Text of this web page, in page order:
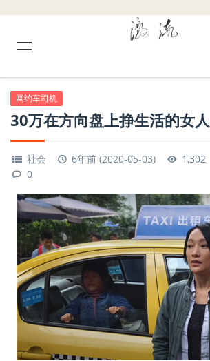
网约车司机
30万在方向盘上挣生活的女人
社会 6年前 (2020-05-03) 1,302
0